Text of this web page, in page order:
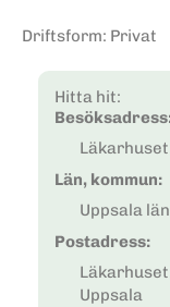
Driftsform: Privat
Hitta hit:
Län, kommun:
Uppsala
Postadress:
Uppsala